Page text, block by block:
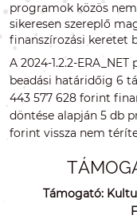
programok közös
sikeresen szereplő
finanszírozási keretet
A 2024-1.2.2-
beadási határidőig 6
443 577 628 forint
döntése alapján 5 db
forint vissza nem
Támogató: